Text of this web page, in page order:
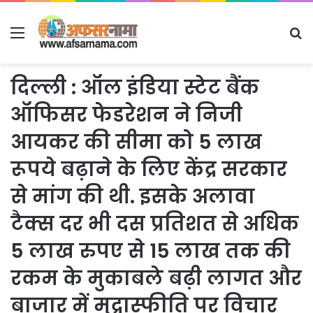
Menu
दिल्ली : ऑल इंडिया स्टेट बैंक
ऑफिसर फेडरेशन ने निजी
आयकर की सीमा को 5 लाख
रूपये बढ़ाने के लिए केंद्र सरकार
से मांग की थी. इसके अलावा
टैक्स दर भी दस प्रतिशत से अधिक
5 लाख रुपए से 15 लाख तक की
रकम के मुकाबले बढ़ी लागत और
बाजार में मुद्रास्फीति पर विचार